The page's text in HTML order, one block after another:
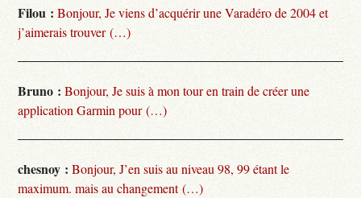
Filou : Bonjour, Je viens d’acquérir une Varadéro de 2004 et
j’aimerais trouver (…)
Bruno : Bonjour, Je suis à mon tour en train de créer une
application Garmin pour (…)
chesnoy : Bonjour, J’en suis au niveau 98, 99 étant le
maximum. mais au changement (…)